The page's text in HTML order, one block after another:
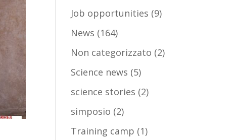
Job opportunities (9)
News (164)
Non categorizzato (2)
Science news (5)
science stories (2)
simposio (2)
Training camp (1)